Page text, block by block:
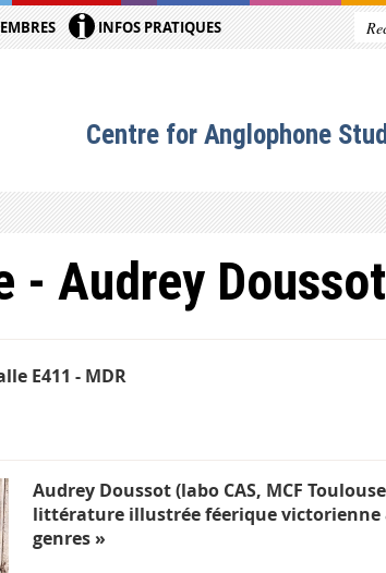
INFOS PRATIQUES
Centre for Anglophone
- Audrey Doussot
E411 - MDR
Audrey Doussot (labo CAS, MCF
littérature illustrée féerique victorienne
genres »